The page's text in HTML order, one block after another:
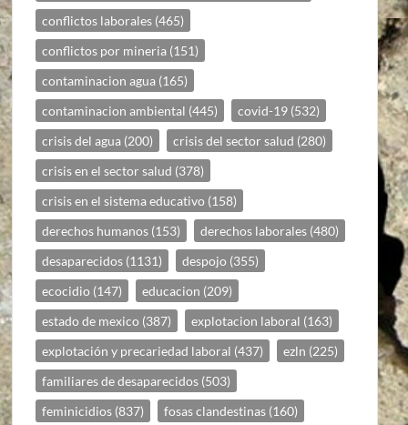
conflictos laborales (465)
conflictos por mineria (151)
contaminacion agua (165)
contaminacion ambiental (445) covid-19 (532)
crisis del agua (200) crisis del sector salud (280)
crisis en el sector salud (378)
crisis en el sistema educativo (158)
derechos humanos (153) derechos laborales (480)
desaparecidos (1131) despojo (355)
ecocidio (147) educacion (209)
estado de mexico (387) explotacion laboral (163)
explotación y precariedad laboral (437) ezln (225)
familiares de desaparecidos (503)
feminicidios (837) fosas clandestinas (160)